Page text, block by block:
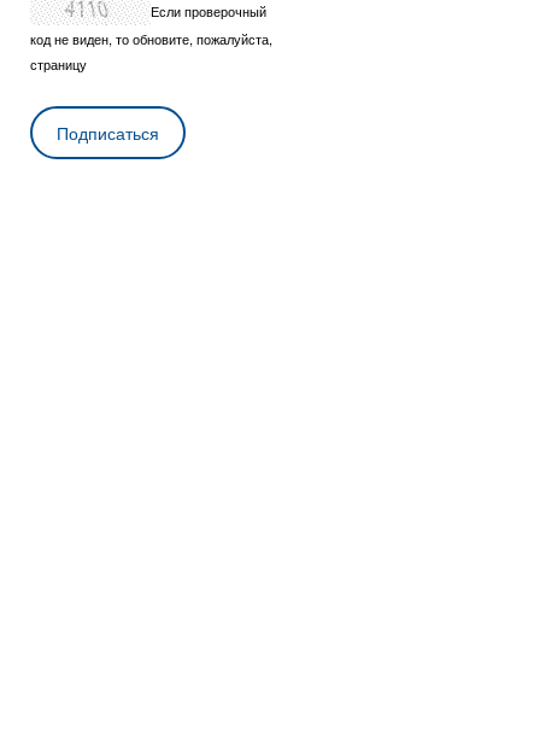
Если проверочный
код не виден, то обновите, пожалуйста,
страницу